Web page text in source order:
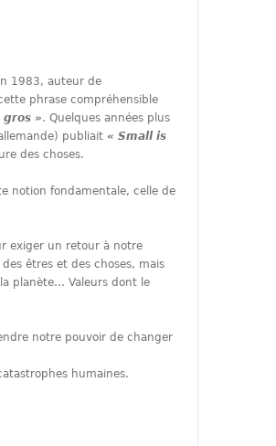
1983, auteur de
phrase compréhensible
». Quelques années plus
publiait « Small is
des choses.
notion fondamentale, celle de
exiger un retour à notre
êtres et des choses, mais
planète… Valeurs dont le
notre pouvoir de changer
humaines.